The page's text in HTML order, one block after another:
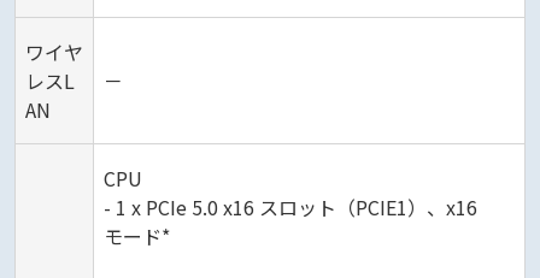
ワイヤ
レスL
AN
－
CPU
- 1 x PCIe 5.0 x16 スロット（PCIE1）、x16
モード*